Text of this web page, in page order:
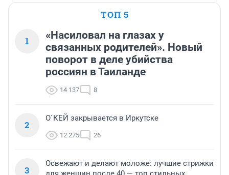
ТОП 5
1
«Насиловал на глазах у
связанных родителей». Новый
поворот в деле убийства
россиян в Таиланде
14 137 8
2
О`КЕЙ закрывается в Иркутске
12 275 26
3
Освежают и делают моложе: лучшие стрижки